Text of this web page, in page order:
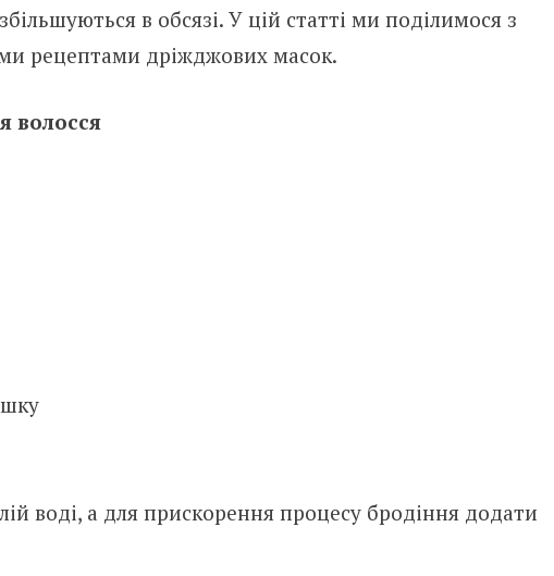
в обсязі. У цій статті ми поділимося з
рецептами дріжджових масок.
волосся
воді, а для прискорення процесу бродіння додати